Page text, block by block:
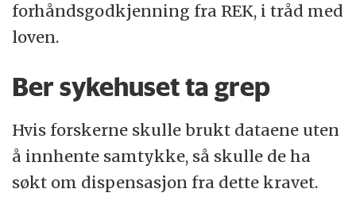
forhåndsgodkjenning fra REK, i tråd med
loven.
Ber sykehuset ta grep
Hvis forskerne skulle brukt dataene uten
å innhente samtykke, så skulle de ha
søkt om dispensasjon fra dette kravet.